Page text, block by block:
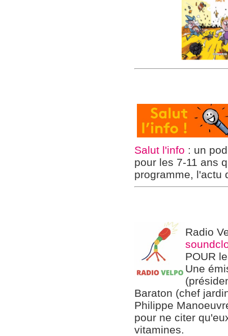
Salut l'info : un
pour les 7-11 ans
programme, l'actu
Radio
POUR
Une
Baraton (chef
Philippe
pour ne citer
vitamines.